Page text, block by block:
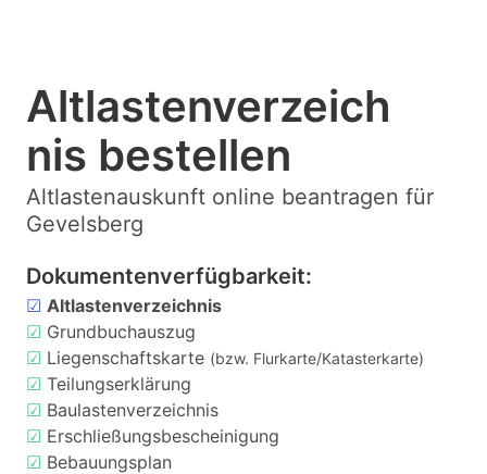
Altlastenverzeich
nis bestellen
Altlastenauskunft online beantragen für
Gevelsberg
Dokumentenverfügbarkeit:
☑ Altlastenverzeichnis
☑ Grundbuchauszug
☑ Liegenschaftskarte (bzw. Flurkarte/Katasterkarte)
☑ Teilungserklärung
☑ Baulastenverzeichnis
☑ Erschließungsbescheinigung
☑ Bebauungsplan